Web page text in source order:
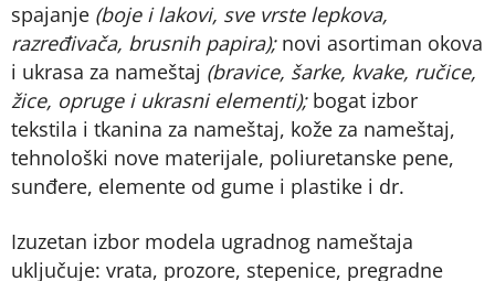
spajanje (boje i lakovi, sve vrste lepkova,
razređivača, brusnih papira);novi asortiman okova
i ukrasa za nameštaj (bravice, šarke, kvake, ručice,
žice, opruge i ukrasni elementi);bogat izbor
tekstila i tkanina za nameštaj, kože za nameštaj,
tehnološki nove materijale, poliuretanske pene,
sunđere, elemente od gume i plastike i dr.
Izuzetan izbor modela ugradnog nameštaja
uključuje: vrata, prozore, stepenice, pregradne